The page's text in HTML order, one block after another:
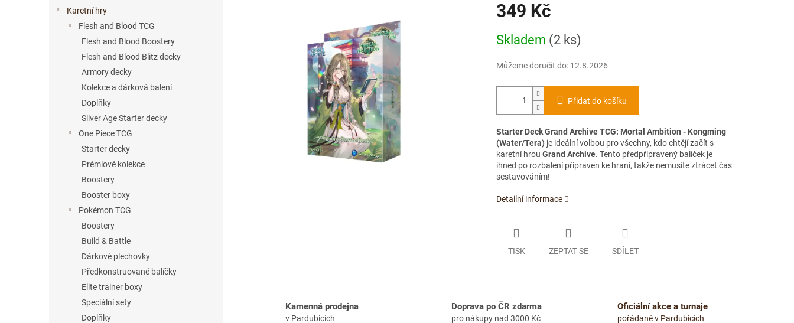
Karetní hry
Flesh and Blood TCG
Flesh and Blood Boostery
Flesh and Blood Blitz decky
Armory decky
Kolekce a dárková balení
Doplňky
Sliver Age Starter decky
One Piece TCG
Starter decky
Prémiové kolekce
Boostery
Booster boxy
Pokémon TCG
Boostery
Build & Battle
Dárkové plechovky
Předkonstruované balíčky
Elite trainer boxy
Speciální sety
Doplňky
349 Kč
cena:
Skladem (2 ks)
Můžeme doručit do: 12.8.2026
Přidat do košíku
Starter Deck Grand Archive TCG: Mortal Ambition - Kongming
(Water/Tera) je ideální volbou pro všechny, kdo chtějí začít s
karetní hrou Grand Archive. Tento předpřipravený balíček je
ihned po rozbalení připraven ke hraní, takže nemusíte ztrácet čas
sestavováním!
Detailní informace
TISK ZEPTAT SE SDÍLET
Kamenná prodejna
v Pardubicích
Doprava po ČR zdarma
pro nákupy nad 3000 Kč
Oficiální akce a turnaje
pořádané v Pardubicích